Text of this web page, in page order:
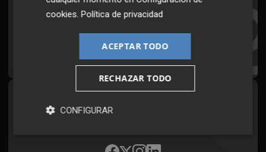
Suscríbete al Boletín
¡Quiero suscribirme!
Síguenos en redes
cookies.Política de privacidad
ACEPTAR TODO
RECHAZAR TODO
CONFIGURAR